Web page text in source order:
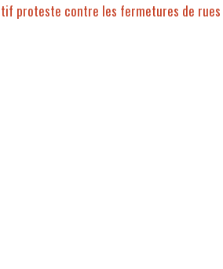
proteste contre les fermetures de rues